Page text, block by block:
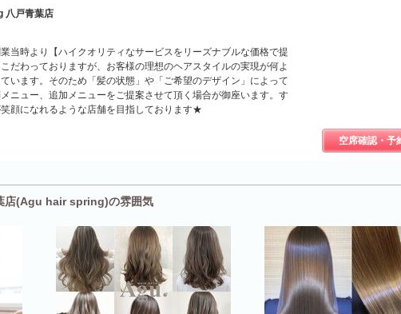
八戸青葉店
当時より【ハイクオリティなサービスをリーズナブルな価格で提
だわっておりますが、お客様の理想のヘアスタイルの実現が何よ
います。そのため「髪の状態」や「ご希望のデザイン」によって
ニュー、追加メニューをご提案させて頂く場合が御座います。す
顔になれるような店舗を目指しております★
空席確認・予
店(Agu hair spring)の雰囲気